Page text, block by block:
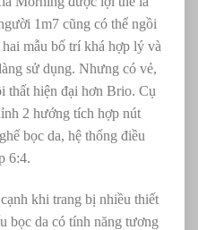
1m7 cũng có thể ngồi
mẫu bố trí khá hợp lý và
sử dụng. Nhưng có vẻ,
thất hiện đại hơn Brio. Cụ
2 hướng tích hợp nút
bọc da, hệ thống điều
6:4.
khi trang bị nhiều thiết
bọc da có tính năng tương